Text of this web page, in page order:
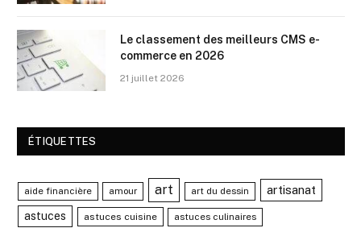
Le classement des meilleurs CMS e-
commerce en 2026
21 juillet 2026
ÉTIQUETTES
aide financière amour art art du dessin artisanat
astuces astuces cuisine astuces culinaires